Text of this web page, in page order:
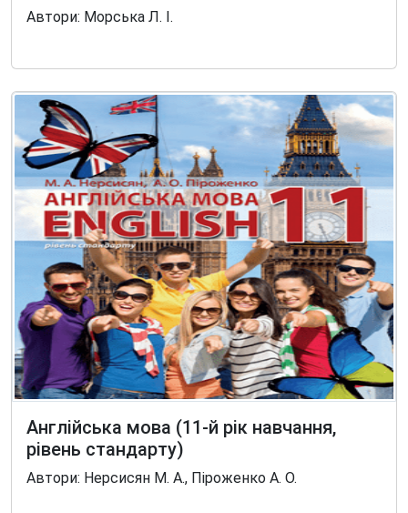
Автори: Морська Л. І.
Англійська мова (11-й рік навчання,
рівень стандарту)
Автори: Нерсисян М. А., Піроженко А. О.